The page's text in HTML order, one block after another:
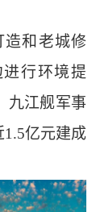
和老城修
行环境提
九江舰军事
亿元建成